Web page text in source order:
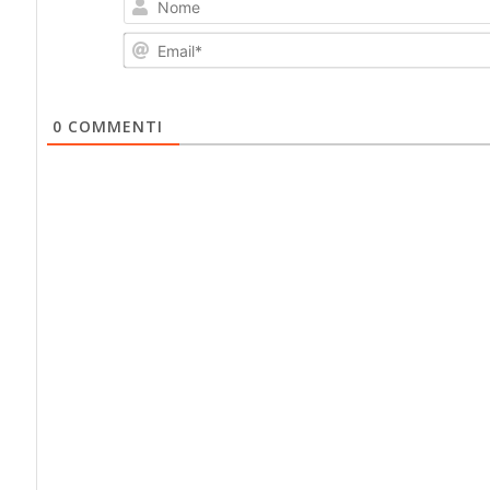
0 COMMENTI